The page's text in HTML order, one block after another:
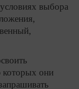
выбора
они